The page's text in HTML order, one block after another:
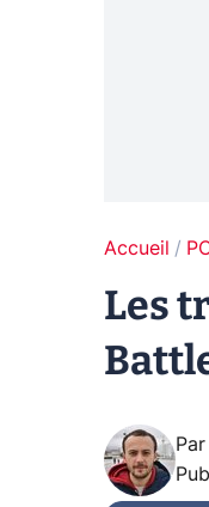
Accueil
Les
Par